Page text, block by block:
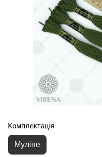
Комплектація
Муліне